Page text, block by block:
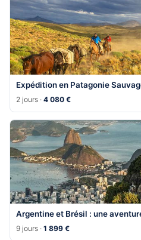
Expédition en Patagonie
2 jours ·4 080 €
Argentine et Brésil : une
9 jours ·1 899 €